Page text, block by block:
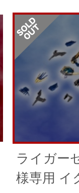
ライガー
様専用 イ